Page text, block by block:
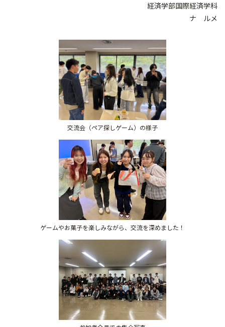
経済学部国際経済学科
ナ ルメ
交流会（ペア探しゲーム）の様子
ゲームやお菓子を楽しみながら、交流を深めました！